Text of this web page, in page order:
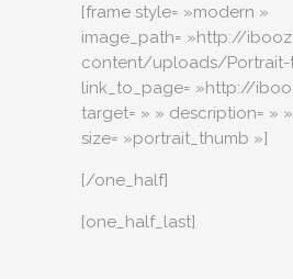
[frame style= »modern »
image_path= »http://
content/uploads/Portrait-
link_to_page= »http://
target= » » description= » »
size= »portrait_thumb »]
[/one_half]
[one_half_last]